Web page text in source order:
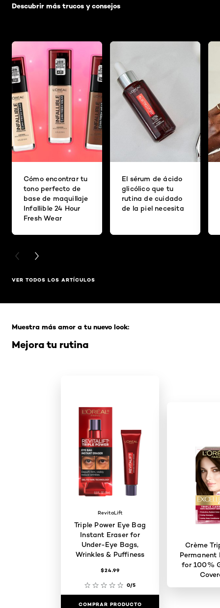
Descubrir más trucos y consejos
Cómo encontrar tu
tono perfecto de
base de maquillaje
Infallible 24 Hour
Fresh Wear
El sérum de ácido
glicólico que tu
rutina de cuidado
de la piel necesita
PREVIOUS CARD
NEXT CARD
VER TODOS LOS ARTÍCULOS
Mejora tu rutina
Muestra más amor a tu nuevo look:
RevitaLift
Triple Power Eye Bag
Instant Eraser for
Under-Eye Bags,
Wrinkles & Puffiness
$24.99
0/5
COMPRAR PRODUCTO
Crème
Permanent
for 100%